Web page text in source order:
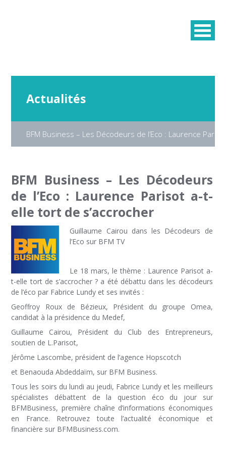
Actualités
BFM Business – Les Décodeurs de l’Eco : Laurence
BFM Business – Les Décodeurs
de l’Eco : Laurence Parisot a-t-
elle tort de s’accrocher
Guillaume Cairou dans les Décodeurs de
l’Eco sur BFM TV
Le 18 mars, le thème : Laurence Parisot a-
t-elle tort de s’accrocher ? a été débattu dans les décodeurs
de l’éco par Fabrice Lundy et ses invités :
Geoffroy Roux de Bézieux, Président du groupe Omea,
candidat à la présidence du Medef,
Guillaume Cairou, Président du Club des Entrepreneurs,
soutien de L.Parisot,
Jérôme Lascombe, président de l’agence Hopscotch
et Benaouda Abdeddaïm, sur BFM Business.
Tous les soirs du lundi au jeudi, Fabrice Lundy et les meilleurs
spécialistes débattent de la question éco du jour sur
BFMBusiness, première chaîne d’informations économiques
en France. Retrouvez toute l’actualité économique et
financière sur BFMBusiness.com.